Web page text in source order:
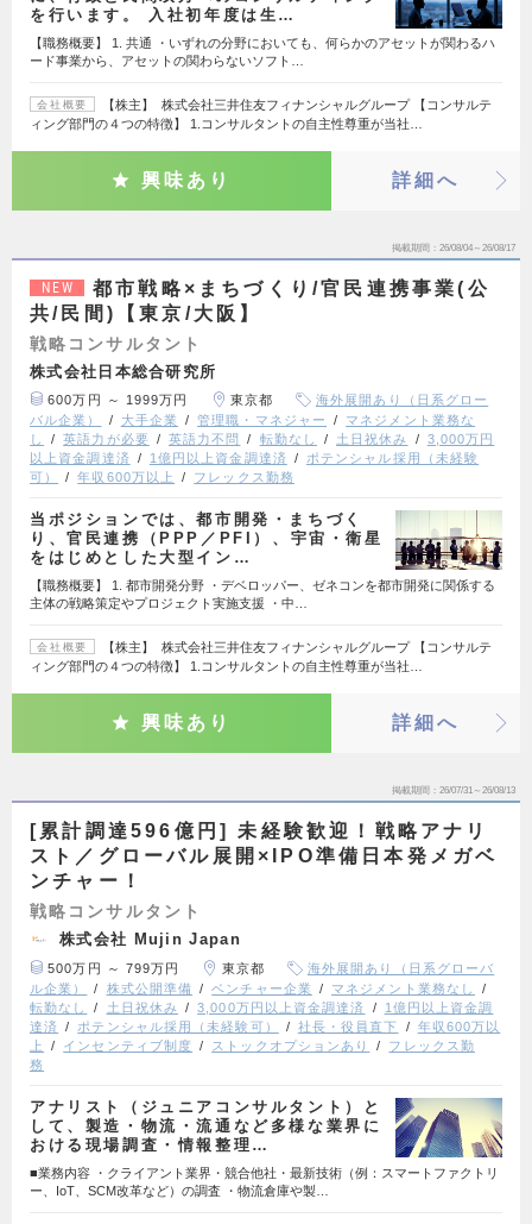
を行います。 入社初年度は生…
【職務概要】 1. 共通 ・いずれの分野においても、何らかのアセットが関わるハ
ード事業から、アセットの関わらないソフト…
会社概要
【株主】 株式会社三井住友フィナンシャルグループ 【コンサルテ
ィング部門の４つの特徴】 1.コンサルタントの自主性尊重が当社…
興味あり 詳細へ
掲載期間 26/08/04～26/08/17
NEW
都市戦略×まちづくり/官民連携事業(公
共/民間)【東京/大阪】
戦略コンサルタント
株式会社日本総合研究所
600万円 ～ 1999万円 東京都
海外展開あり（日系グロー
バル企業）
大手企業 管理職・マネジャー
マネジメント業務な
し
英語力が必要 英語力不問 転勤なし 土日祝休み
3,000万円
以上資金調達済
1億円以上資金調達済
ポテンシャル採用（未経験
可）
年収600万以上 フレックス勤務
当ポジションでは、都市開発・まちづく
り、官民連携（PPP／PFI）、宇宙・衛星
をはじめとした大型イン…
【職務概要】 1. 都市開発分野 ・デベロッパー、ゼネコンを都市開発に関係する
主体の戦略策定やプロジェクト実施支援 ・中…
会社概要
【株主】 株式会社三井住友フィナンシャルグループ 【コンサルテ
ィング部門の４つの特徴】 1.コンサルタントの自主性尊重が当社…
興味あり 詳細へ
掲載期間 26/07/31～26/08/13
[累計調達596億円] 未経験歓迎！戦略アナリ
スト／グローバル展開×IPO準備日本発メガベ
ンチャー！
戦略コンサルタント
株式会社 Mujin Japan
500万円 ～ 799万円 東京都
海外展開あり（日系グローバ
ル企業）
株式公開準備 ベンチャー企業
マネジメント業務なし
転勤なし
土日祝休み 3,000万円以上資金調達済
1億円以上資金調
達済
ポテンシャル採用（未経験可） 社長・役員直下
年収600万以
上
インセンティブ制度 ストックオプションあり
フレックス勤
務
アナリスト（ジュニアコンサルタント）と
して、製造・物流・流通など多様な業界に
おける現場調査・情報整理…
■業務内容 ・クライアント業界・競合他社・最新技術（例：スマートファクトリ
ー、IoT、SCM改革など）の調査 ・物流倉庫や製…